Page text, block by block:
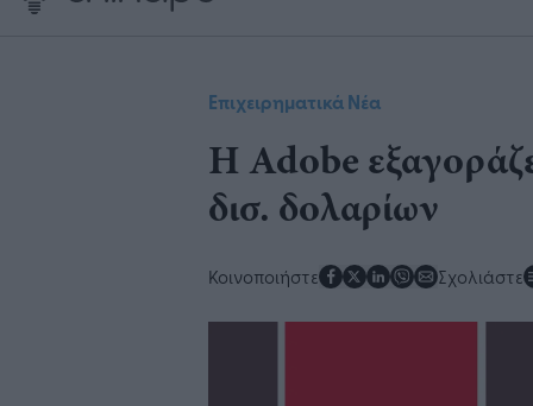
Επιχειρηματικά Νέα
Η Adobe
δισ. δολαρίων
Κοινοποιήστε Σχολιάστε